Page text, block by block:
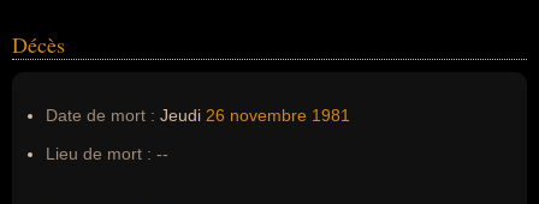
Décès
Date de mort : Jeudi 26 novembre 1981
Lieu de mort : --